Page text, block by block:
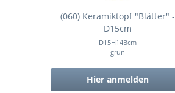
(060) Keramiktopf "Blätter" -
D15cm
D15H14Bcm
grün
Hier anmelden